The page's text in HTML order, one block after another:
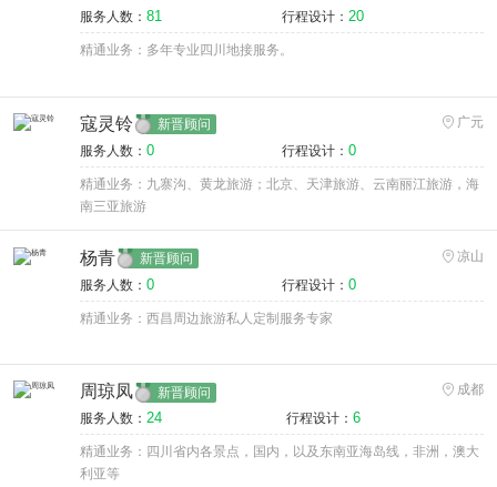
服务人数： 81 行程设计： 20
精通业务：多年专业四川地接服务。
寇灵铃 新晋顾问
广元
服务人数： 0 行程设计： 0
精通业务：九寨沟、黄龙旅游；北京、天津旅游、云南丽江旅游，海
南三亚旅游
杨青 新晋顾问
凉山
服务人数： 0 行程设计： 0
精通业务：西昌周边旅游私人定制服务专家
周琼凤 新晋顾问
成都
服务人数： 24 行程设计： 6
精通业务：四川省内各景点，国内，以及东南亚海岛线，非洲，澳大
利亚等